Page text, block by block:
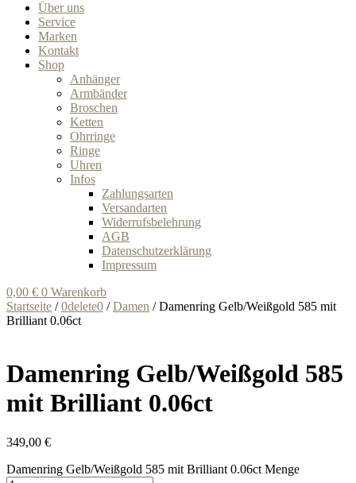
Über uns
Service
Marken
Kontakt
Shop
Anhänger
Armbänder
Broschen
Ketten
Ohrringe
Ringe
Uhren
Infos
Zahlungsarten
Versandarten
Widerrufsbelehrung
AGB
Datenschutzerklärung
Impressum
0,00 € 0 Warenkorb
Startseite /0delete0 /Damen / Damenring Gelb/Weißgold 585 mit
Brilliant 0.06ct
Damenring Gelb/Weißgold 585
mit Brilliant 0.06ct
349,00 €
Damenring Gelb/Weißgold 585 mit Brilliant 0.06ct Menge